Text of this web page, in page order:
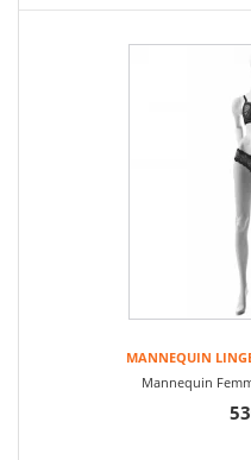
MANNEQUIN
Mannequin